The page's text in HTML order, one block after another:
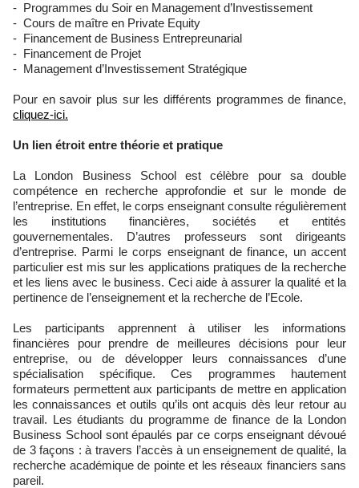
- Programmes du Soir en Management d’Investissement
- Cours de maître en Private Equity
- Financement de Business Entrepreunarial
- Financement de Projet
- Management d’Investissement Stratégique
Pour en savoir plus sur les différents programmes de finance,
cliquez-ici.
Un lien étroit entre théorie et pratique
La London Business School est célèbre pour sa double
compétence en recherche approfondie et sur le monde de
l’entreprise. En effet, le corps enseignant consulte régulièrement
les institutions financières, sociétés et entités
gouvernementales. D’autres professeurs sont dirigeants
d’entreprise. Parmi le corps enseignant de finance, un accent
particulier est mis sur les applications pratiques de la recherche
et les liens avec le business. Ceci aide à assurer la qualité et la
pertinence de l’enseignement et la recherche de l’Ecole.
Les participants apprennent à utiliser les informations
financières pour prendre de meilleures décisions pour leur
entreprise, ou de développer leurs connaissances d’une
spécialisation spécifique. Ces programmes hautement
formateurs permettent aux participants de mettre en application
les connaissances et outils qu’ils ont acquis dès leur retour au
travail. Les étudiants du programme de finance de la London
Business School sont épaulés par ce corps enseignant dévoué
de 3 façons : à travers l’accès à un enseignement de qualité, la
recherche académique de pointe et les réseaux financiers sans
pareil.